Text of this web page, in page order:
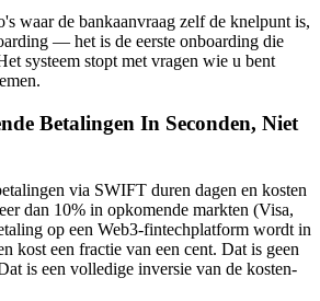
waar de bankaanvraag zelf de knelpunt is,
— het is de eerste onboarding die
systeem stopt met vragen wie u bent
Betalingen In Seconden, Niet
via SWIFT duren dagen en kosten
dan 10% in opkomende markten (Visa,
op een Web3-fintechplatform wordt in
kost een fractie van een cent. Dat is geen
is een volledige inversie van de kosten-